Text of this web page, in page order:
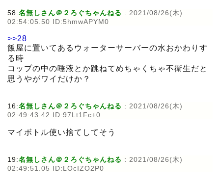
58:名無しさん＠２ろぐちゃんねる : 2021/08/26(木)
02:54:05.50 ID:5hmwAPYM0
>>28
飯屋に置いてあるウォーターサーバーの水おかわりす
る時
コップの中の唾液とか跳ねてめちゃくちゃ不衛生だと
思うやがワイだけか？
16:名無しさん＠２ろぐちゃんねる : 2021/08/26(木)
02:49:43.42 ID:97Lt1Fc+0
マイボトル使い捨てしてそう
19:名無しさん＠２ろぐちゃんねる : 2021/08/26(木)
02:49:51.05 ID:LOcIZO2P0